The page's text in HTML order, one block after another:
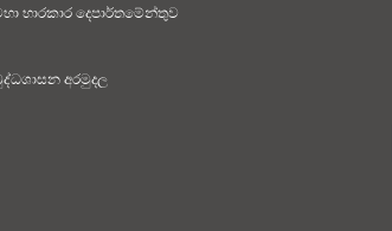
භාරකාර දෙපාර්තමේන්තුව
අරමුදල